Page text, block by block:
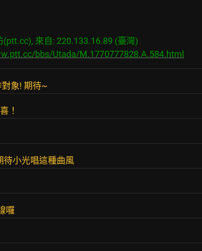
來自: 220.133.16.89 (臺灣)
bbs/Utada/M.1770777828.A.584.html
象! 期待~
！
待小光唱這種曲風
囉